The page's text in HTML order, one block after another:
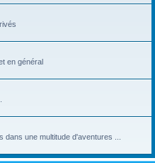
en général
une multitude d'aventures ...